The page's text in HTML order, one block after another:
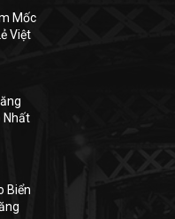
Mốc
Việt
Nhất
Biển